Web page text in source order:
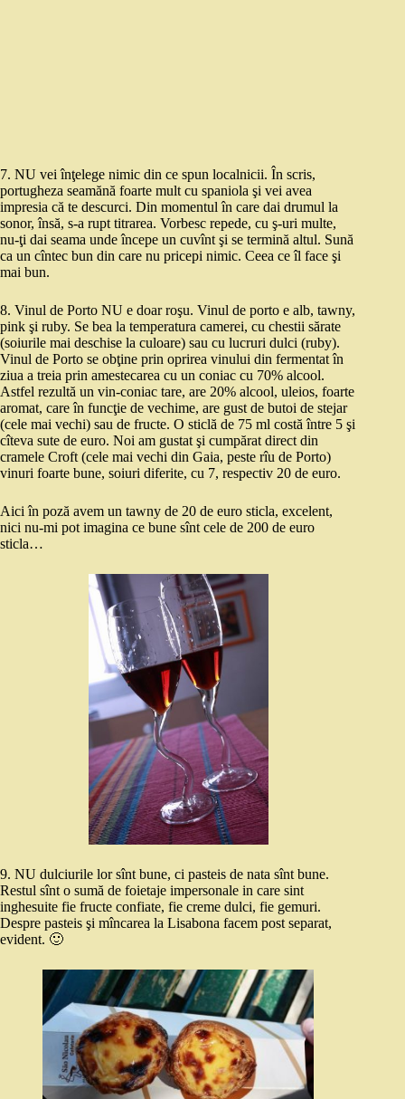
7. NU vei înţelege nimic din ce spun localnicii. În scris,
portugheza seamănă foarte mult cu spaniola şi vei avea
impresia că te descurci. Din momentul în care dai drumul la
sonor, însă, s-a rupt titrarea. Vorbesc repede, cu ş-uri multe,
nu-ţi dai seama unde începe un cuvînt şi se termină altul. Sună
ca un cîntec bun din care nu pricepi nimic. Ceea ce îl face şi
mai bun.
8. Vinul de Porto NU e doar roşu. Vinul de porto e alb, tawny,
pink şi ruby. Se bea la temperatura camerei, cu chestii sărate
(soiurile mai deschise la culoare) sau cu lucruri dulci (ruby).
Vinul de Porto se obţine prin oprirea vinului din fermentat în
ziua a treia prin amestecarea cu un coniac cu 70% alcool.
Astfel rezultă un vin-coniac tare, are 20% alcool, uleios, foarte
aromat, care în funcţie de vechime, are gust de butoi de stejar
(cele mai vechi) sau de fructe. O sticlă de 75 ml costă între 5 şi
cîteva sute de euro. Noi am gustat şi cumpărat direct din
cramele Croft (cele mai vechi din Gaia, peste rîu de Porto)
vinuri foarte bune, soiuri diferite, cu 7, respectiv 20 de euro.
Aici în poză avem un tawny de 20 de euro sticla, excelent,
nici nu-mi pot imagina ce bune sînt cele de 200 de euro
sticla…
9. NU dulciurile lor sînt bune, ci pasteis de nata sînt bune.
Restul sînt o sumă de foietaje impersonale in care sint
inghesuite fie fructe confiate, fie creme dulci, fie gemuri.
Despre pasteis şi mîncarea la Lisabona facem post separat,
evident. 🙂